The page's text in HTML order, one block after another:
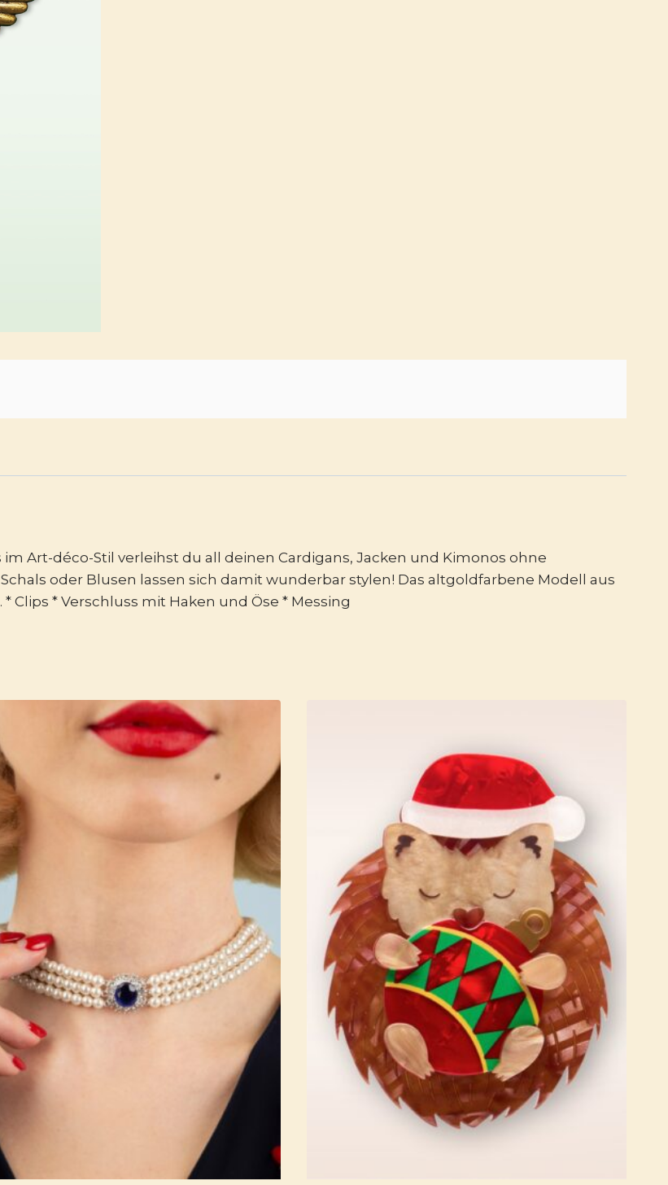
Art-déco-Stil verleihst du all deinen Cardigans, Jacken und Kimonos ohne
oder Blusen lassen sich damit wunderbar stylen! Das altgoldfarbene Modell aus
* Verschluss mit Haken und Öse * Messing